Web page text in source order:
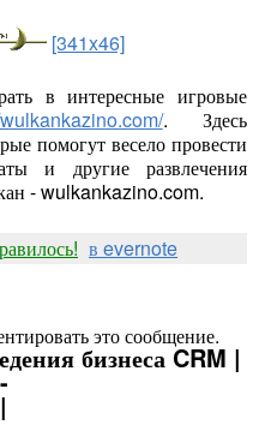
[341x46]
в интересные игровые
. Здесь
помогут весело провести
и другие развлечения
- wulkankazino.com.
в evernote
это сообщение.
бизнеса CRM |